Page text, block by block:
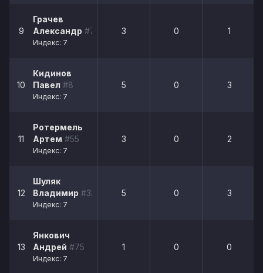
9
Грачев
Александр #79
Индекс: 7
3 0 1
10
Кидинов
Павел #8
Индекс: 7
5 0 3
11
Ротермель
Артем #55
Индекс: 7
3 0 2
12
Шуляк
Владимир #33
Индекс: 7
5 0 3
13
Янкович
Андрей #75
Индекс: 7
1 0 0